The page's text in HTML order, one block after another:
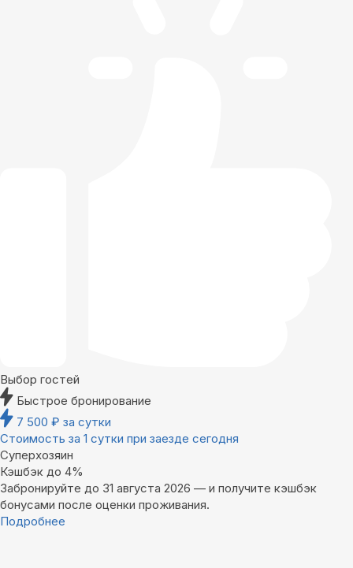
Выбор гостей
Быстрое бронирование
7 500 ₽ за сутки
Стоимость за 1 сутки при заезде сегодня
Суперхозяин
Кэшбэк до 4%
Забронируйте до 31 августа 2026 — и получите кэшбэк
бонусами после оценки проживания.
Подробнее